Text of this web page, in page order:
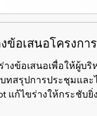
ข้อเสนอโครงการ
างข้อเสนอเพื่อให้ผู้บริ
ทสรุปการประชุมและ
แก้ไขร่างให้กระชับ